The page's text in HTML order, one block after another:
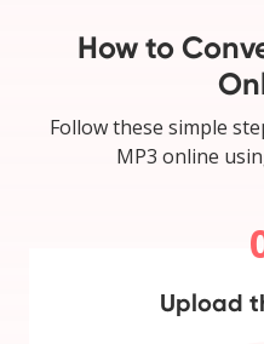
How to
Follow these simple
MP3 online
Upload